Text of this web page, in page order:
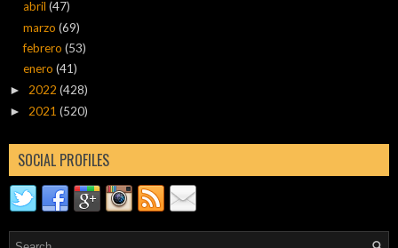
abril(47)
marzo(69)
febrero(53)
enero(41)
► 2022 (428)
► 2021 (520)
SOCIAL PROFILES